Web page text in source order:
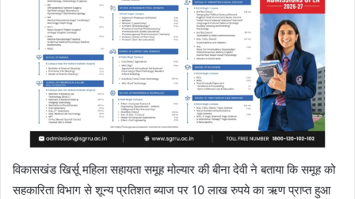
विकासखंड खिर्सू महिला सहायता समूह मोल्यार की बीना देवी ने बताया कि समूह को
सहकारिता विभाग से शून्य प्रतिशत ब्याज पर 10 लाख रुपये का ऋण प्राप्त हुआ